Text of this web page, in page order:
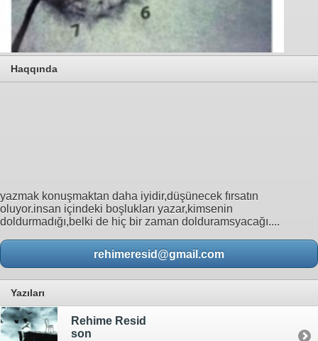
Haqqında
yazmak konuşmaktan daha iyidir,düşünecek fırsatın
oluyor.insan içindeki boşlukları yazar,kimsenin
doldurmadığı,belki de hiç bir zaman dolduramsyacağı....
rehimeresid@gmail.com
Yazıları
Rehime Resid
son